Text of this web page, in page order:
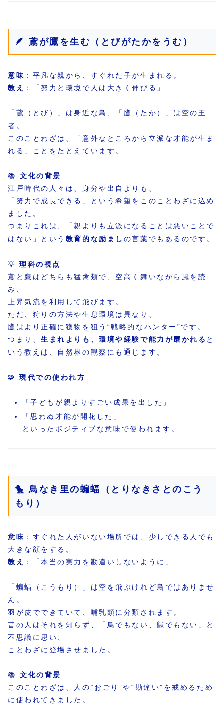
🪶 鳶が鷹を生む（とびがたかをうむ）
意味 ：平凡な親から、すぐれた子が生まれる。
教え
：「努力と環境で人は大きく伸びる」
「鳶（とび）」は身近な鳥、「鷹（たか）」は空の王
者。
このことわざは、「意外なところから立派な才能が生ま
れる」ことをたとえています。
📚文化の背景
江戸時代の人々は、身分や出自よりも、
「努力で成長できる」という希望をこのことわざに込め
ました。
つまりこれは、「親よりも立派になることは悪いことで
はない」という 教育的な励まし の言葉でもあるのです。
💡理科の視点
鳶と鷹はどちらも猛禽類で、空高く舞いながら風を読
み、
上昇気流を利用して飛びます。
ただ、狩りの方法や生息環境は異なり、
鷹はより正確に獲物を狙う“戦略的なハンター”です。
つまり、生まれよりも、環境や経験で能力が磨かれる と
いう教えは、自然界の観察にも通じます。
🧩現代での使われ方
「子どもが親よりすごい成果を出した」
「思わぬ才能が開花した」
といったポジティブな意味で使われます。
🐤 鳥なき里の蝙蝠（とりなきさとのこう
もり）
意味 ：すぐれた人がいない場所では、少しできる人でも
大きな顔をする。
教え
：「本当の実力を勘違いしないように」
「蝙蝠（こうもり）」は空を飛ぶけれど鳥ではありませ
ん。
羽が皮でできていて、哺乳類に分類されます。
昔の人はそれを知らず、「鳥でもない、獣でもない」と
不思議に思い、
ことわざに登場させました。
📚文化の背景
このことわざは、人の“おごり”や“勘違い”を戒めるため
に使われてきました。